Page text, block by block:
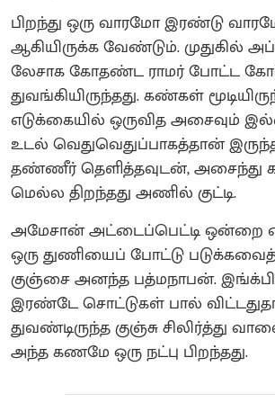
பிறந்து ஒரு வாரமோ இரண்டு
ஆகியிருக்க வேண்டும். முதுகில்
லேசாக கோதண்ட ராமர் போட்ட
துவங்கியிருந்தது. கண்கள்
எடுக்கையில் ஒருவித அசைவும்
உடல் வெதுவெதுப்பாகத்தான்
தண்ணீர் தெளித்தவுடன்,
மெல்ல திறந்தது அணில் குட்டி.
அமேசான் அட்டைப்பெட்டி ஒன்றை
ஒரு துணியைப் போட்டு
குஞ்சை அனந்த பத்மநாபன்.
இரண்டே சொட்டுகள் பால்
துவண்டிருந்த குஞ்சு சிலிர்த்து
அந்த கணமே ஒரு நட்பு பிறந்தது.